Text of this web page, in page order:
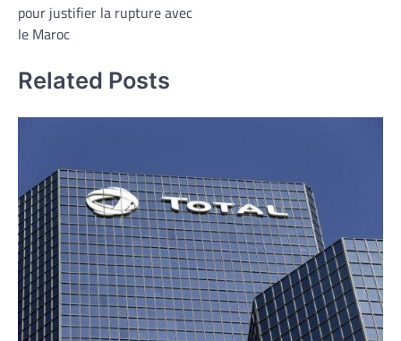
pour justifier la rupture avec
le Maroc
Related Posts